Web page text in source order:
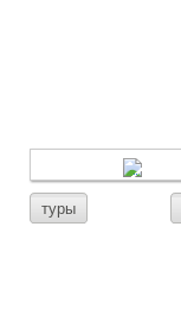
туры